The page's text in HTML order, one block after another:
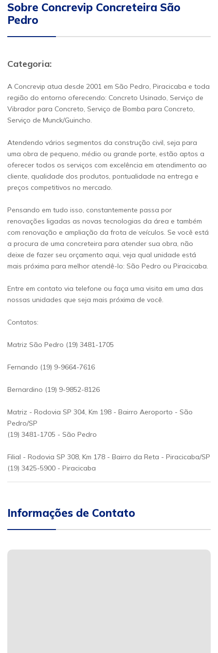
Sobre Concrevip Concreteira São
Pedro
Categoria:
A Concrevip atua desde 2001 em São Pedro, Piracicaba e toda
região do entorno oferecendo: Concreto Usinado, Serviço de
Vibrador para Concreto, Serviço de Bomba para Concreto,
Serviço de Munck/Guincho.
Atendendo vários segmentos da construção civil, seja para
uma obra de pequeno, médio ou grande porte, estão aptos a
oferecer todos os serviços com excelência em atendimento ao
cliente, qualidade dos produtos, pontualidade na entrega e
preços competitivos no mercado.
Pensando em tudo isso, constantemente passa por
renovações ligadas as novas tecnologias da área e também
com renovação e ampliação da frota de veículos. Se você está
a procura de uma concreteira para atender sua obra, não
deixe de fazer seu orçamento aqui, veja qual unidade está
mais próxima para melhor atendê-lo: São Pedro ou Piracicaba.
Entre em contato via telefone ou faça uma visita em uma das
nossas unidades que seja mais próxima de você.
Contatos:
Matriz São Pedro (19) 3481-1705
Fernando (19) 9-9664-7616
Bernardino (19) 9-9852-8126
Matriz - Rodovia SP 304, Km 198 - Bairro Aeroporto - São
Pedro/SP
(19) 3481-1705 - São Pedro
Filial - Rodovia SP 308, Km 178 - Bairro da Reta - Piracicaba/SP
(19) 3425-5900 - Piracicaba
Informações de Contato